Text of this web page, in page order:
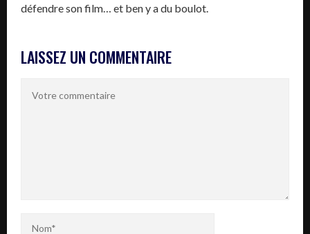
défendre son film… et ben y a du boulot.
LAISSEZ UN COMMENTAIRE